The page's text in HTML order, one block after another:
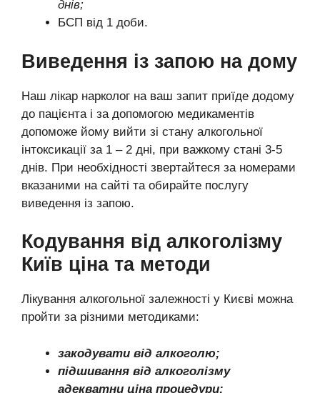
днів;
БСП від 1 доби.
Виведення із запою на дому
Наш лікар нарколог на ваш запит приїде додому
до пацієнта і за допомогою медикаментів
допоможе йому вийти зі стану алкогольної
інтоксикації за 1 – 2 дні, при важкому стані 3-5
днів. При необхідності звертайтеся за номерами
вказаними на сайті та обирайте послугу
виведення із запою.
Кодування від алкоголізму
Київ ціна та методи
Лікування алкогольної залежності у Києві можна
пройти за різними методиками:
закодувати від алкоголю;
підшивання від алкоголізму
адекватни ціна процедури;